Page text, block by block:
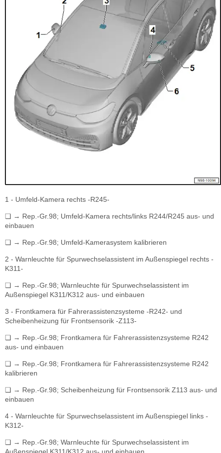
1 - Umfeld-Kamera rechts -R245-
❏ → Rep.-Gr.98; Umfeld-Kamera rechts/links R244/R245 aus- und
einbauen
❏ → Rep.-Gr.98; Umfeld-Kamerasystem kalibrieren
2 - Warnleuchte für Spurwechselassistent im Außenspiegel rechts -
K311-
❏ → Rep.-Gr.98; Warnleuchte für Spurwechselassistent im
Außenspiegel K311/K312 aus- und einbauen
3 - Frontkamera für Fahrerassistenzsysteme -R242- und
Scheibenheizung für Frontsensorik -Z113-
❏ → Rep.-Gr.98; Frontkamera für Fahrerassistenzsysteme R242
aus- und einbauen
❏ → Rep.-Gr.98; Frontkamera für Fahrerassistenzsysteme R242
kalibrieren
❏ → Rep.-Gr.98; Scheibenheizung für Frontsensorik Z113 aus- und
einbauen
4 - Warnleuchte für Spurwechselassistent im Außenspiegel links -
K312-
❏ → Rep.-Gr.98; Warnleuchte für Spurwechselassistent im